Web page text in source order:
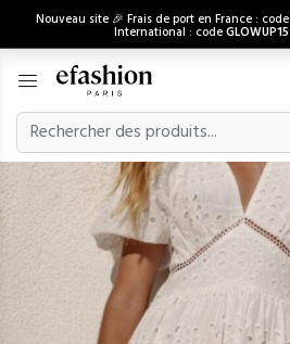
Nouveau site 🎉 Frais de port en France : code
International : codeGLOWUP15